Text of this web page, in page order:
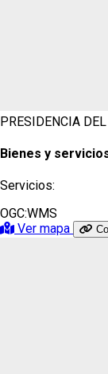
PRESIDENCIA
Bienes y
Servicios:
OGC:WMS
Ver mapa